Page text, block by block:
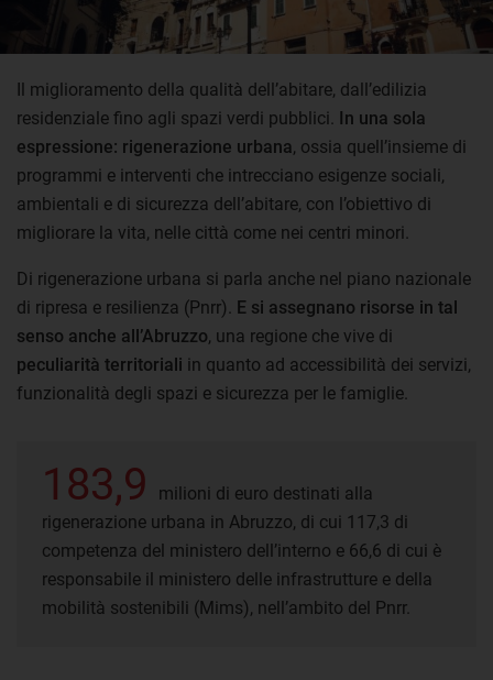
Il miglioramento della qualità dell’abitare, dall’edilizia
residenziale fino agli spazi verdi pubblici. In una sola
espressione: rigenerazione urbana, ossia quell’insieme di
programmi e interventi che intrecciano esigenze sociali,
ambientali e di sicurezza dell’abitare, con l’obiettivo di
migliorare la vita, nelle città come nei centri minori.
Di rigenerazione urbana si parla anche nel piano nazionale
di ripresa e resilienza (Pnrr). E si assegnano risorse in tal
senso anche all’Abruzzo, una regione che vive di
peculiarità territoriali in quanto ad accessibilità dei servizi,
funzionalità degli spazi e sicurezza per le famiglie.
183,9
milioni di euro destinati alla
rigenerazione urbana in Abruzzo, di cui 117,3 di
competenza del ministero dell’interno e 66,6 di cui è
responsabile il ministero delle infrastrutture e della
mobilità sostenibili (Mims), nell’ambito del Pnrr.